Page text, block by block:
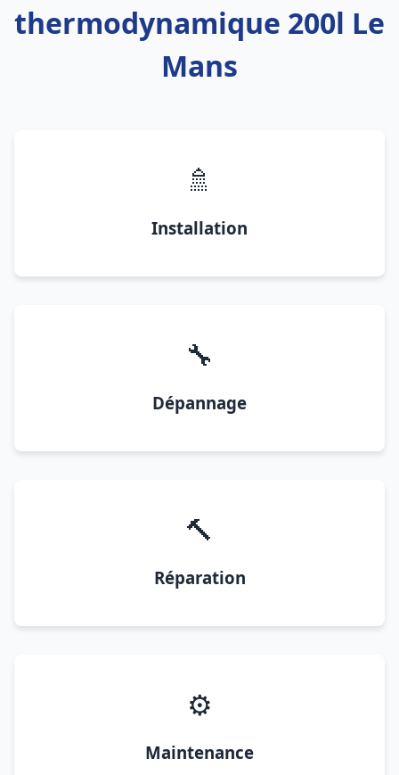
thermodynamique 200l Le
Mans
🚿
Installation
🔧
Dépannage
🔨
Réparation
⚙️
Maintenance